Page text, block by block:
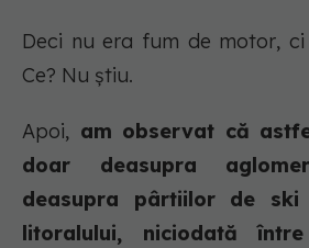
Deci nu era fum de motor,
Ce? Nu știu.
Apoi, am observat că
doar deasupra
deasupra pârtiilor de ski
litoralului, niciodată